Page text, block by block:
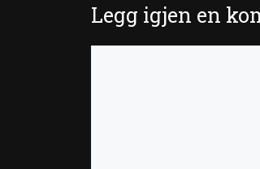
Legg igjen en